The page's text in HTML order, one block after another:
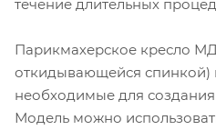
течение длительных
Парикмахерское кресло
откидывающейся спинкой)
необходимые для
Модель можно